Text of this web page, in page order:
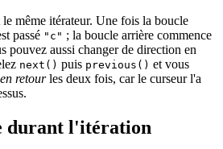
même itérateur. Une fois la boucle
passé "c" ; la boucle arrière commence
pouvez aussi changer de direction en
next() puis previous() et vous
retourles deux fois, car le curseur l'a
durant l'itération